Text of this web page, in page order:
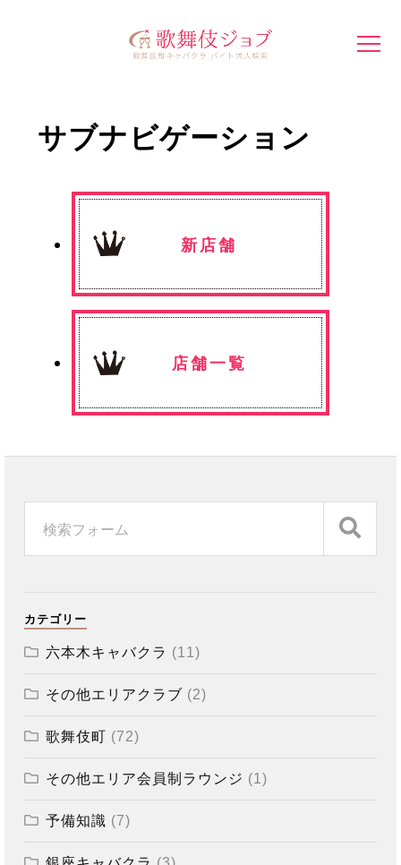
サブナビゲーション
新店舗
店舗一覧
カテゴリー
六本木キャバクラ (11)
その他エリアクラブ (2)
歌舞伎町 (72)
その他エリア会員制ラウンジ (1)
予備知識 (7)